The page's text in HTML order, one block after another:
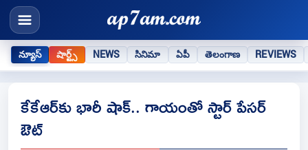
న్యూస్ షార్ట్స్ NEWS సినిమా ఏపీ తెలంగాణ REVIEWS
కేకేఆర్‌కు భారీ షాక్.. గాయంతో స్టార్ పేసర్
ఔట్